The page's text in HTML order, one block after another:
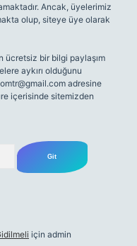
Ancak, üyelerimiz
olup, siteye üye olarak
ücretsiz bir bilgi paylaşım
aykırı olduğunu
adresine
içerisinde sitemizden
için admin